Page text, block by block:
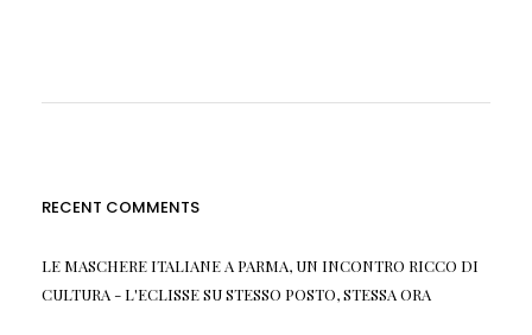
RECENT COMMENTS
LE MASCHERE ITALIANE A PARMA, UN INCONTRO RICCO DI
CULTURA - L'ECLISSESUSTESSO POSTO, STESSA ORA